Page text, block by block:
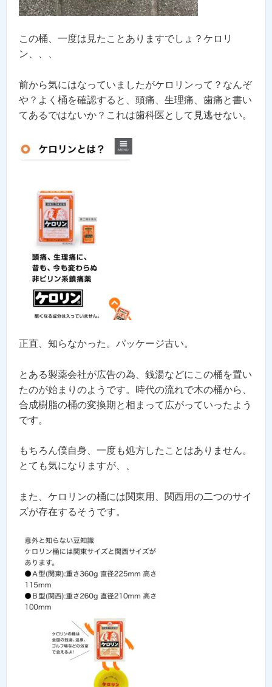
この桶、一度は見たことありますでしょ？ケロリ
ン、、、
前から気にはなっていましたがケロリンって？なんぞ
や？よく桶を確認すると、頭痛、生理痛、歯痛と書い
てあるではないか？これは歯科医として見逃せない。
正直、知らなかった。パッケージ古い。
とある製薬会社が広告の為、銭湯などにこの桶を置い
たのが始まりのようです。時代の流れで木の桶から、
合成樹脂の桶の変換期と相まって広がっていったよう
です。
もちろん僕自身、一度も処方したことはありません。
とても気になりますが、、
また、ケロリンの桶には関東用、関西用の二つのサイ
ズが存在するそうです。